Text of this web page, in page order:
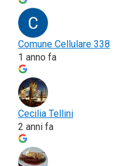
Comu­ne Cel­lu­la­re 338
1 anno fa
Ceci­lia Tel­li­ni
2 anni fa